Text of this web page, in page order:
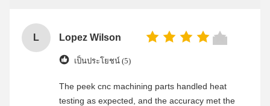
L Lopez Wilson
เป็นประโยชน์ (5)
The peek cnc machining parts handled heat
testing as expected, and the accuracy met the